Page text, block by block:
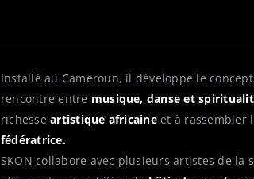
Installé au Cameroun, il développe le concept
rencontre entre musique, danse et
richesseartistique africaineet à rassembler
fédératrice.
SKON collabore avec plusieurs artistes de